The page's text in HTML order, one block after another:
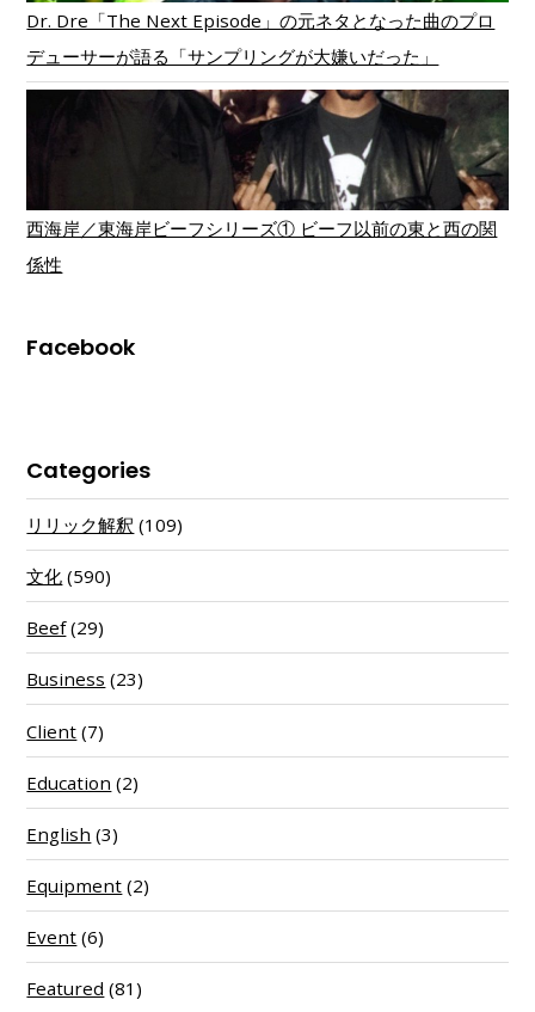
Dr. Dre「The Next Episode」の元ネタとなった曲のプロ
デューサーが語る「サンプリングが大嫌いだった」
西海岸／東海岸ビーフシリーズ① ビーフ以前の東と西の関
係性
Facebook
Categories
リリック解釈 (109)
文化 (590)
Beef(29)
Business (23)
Client (7)
Education (2)
English (3)
Equipment (2)
Event (6)
Featured (81)